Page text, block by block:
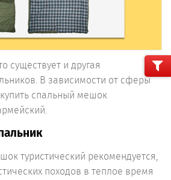
существует и другая
В зависимости от сферы
спальный мешок
туристический рекомендуется,
походов в теплое время